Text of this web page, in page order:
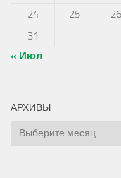
24
25 26
31
« Июл
АРХИВЫ
Архивы